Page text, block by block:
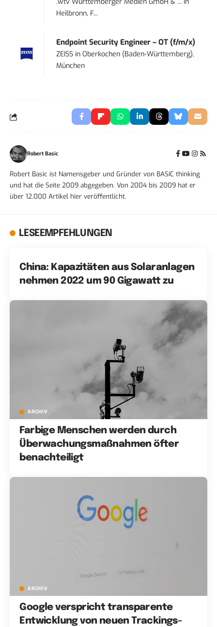
.wtv Württemberger Medien GmbH & ... in
Heilbronn, F...
Endpoint Security Engineer – OT (f/m/x)
ZEISS inOberkochen (Baden-Württemberg),
München
Robert Basic
Robert Basic ist Namensgeber und Gründer von BASIC thinking
und hat die Seite 2009 abgegeben. Von 2004 bis 2009 hat er
über 12.000 Artikel hier veröffentlicht.
LESEEMPFEHLUNGEN
China: Kapazitäten aus Solaranlagen
nehmen 2022 um 90 Gigawatt zu
ARCHIV
Farbige Menschen werden durch
Überwachungsmaßnahmen öfter
benachteiligt
ARCHIV
Google verspricht transparente
Entwicklung von neuen Trackings-